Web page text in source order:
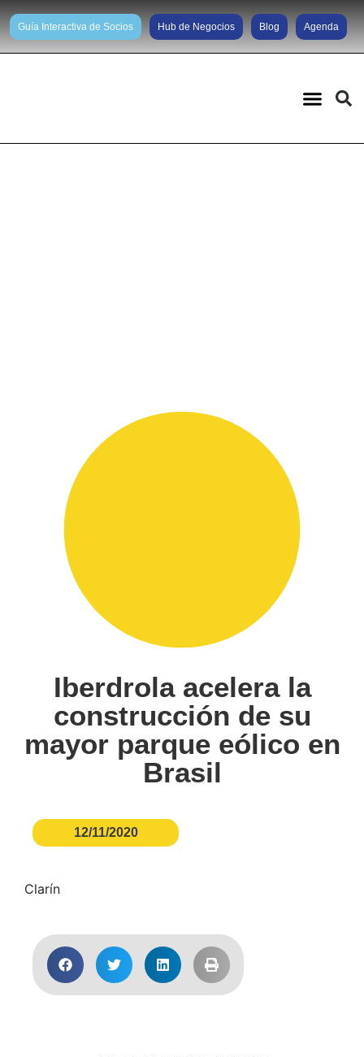
Guía Interactiva de Socios Hub de Negocios Blog Agenda
Iberdrola acelera la
construcción de su
mayor parque eólico en
Brasil
12/11/2020
Clarín